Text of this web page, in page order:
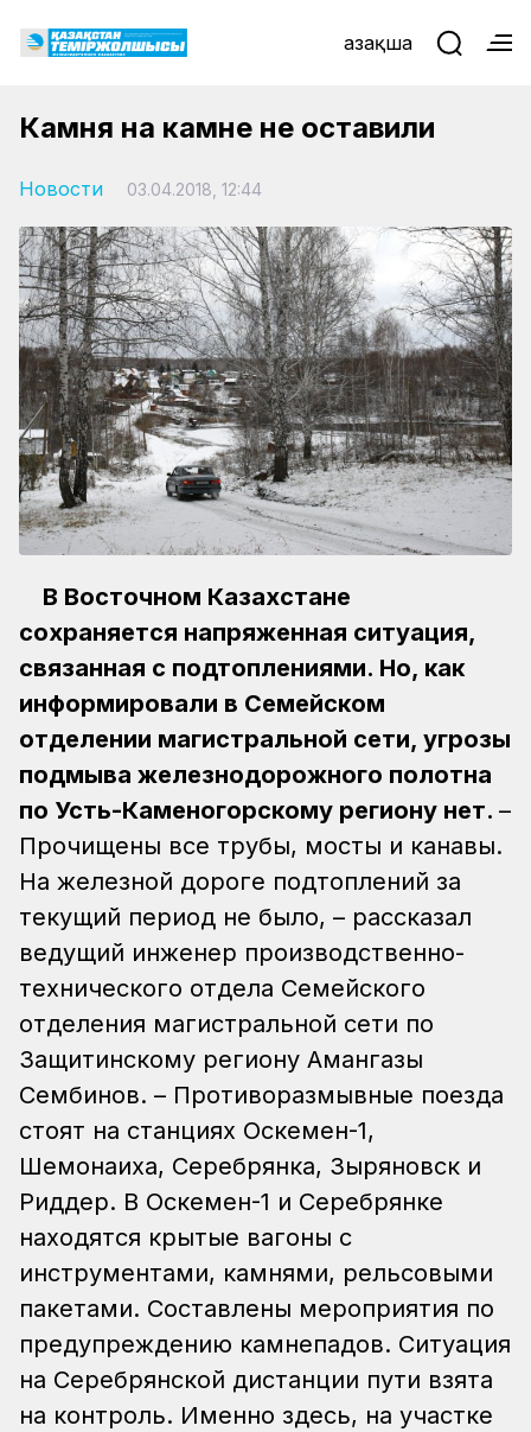
Қазақша
Камня на камне не оставили
Новости 03.04.2018, 12:44
В Восточном Казахстане
сохраняется напряженная ситуация,
связанная с подтоплениями. Но, как
информировали в Семейском
отделении магистральной сети, угрозы
подмыва железнодорожного полотна
по Усть-Каменогорскому региону нет. –
Прочищены все трубы, мосты и канавы.
На железной дороге подтоплений за
текущий период не было, – рассказал
ведущий инженер производственно-
технического отдела Семейского
отделения магистральной сети по
Защитинскому региону Амангазы
Сембинов. – Противоразмывные поезда
стоят на станциях Оскемен-1,
Шемонаиха, Серебрянка, Зыряновск и
Риддер. В Оскемен-1 и Серебрянке
находятся крытые вагоны с
инструментами, камнями, рельсовыми
пакетами. Составлены мероприятия по
предупреждению камнепадов. Ситуация
на Серебрянской дистанции пути взята
на контроль. Именно здесь, на участке